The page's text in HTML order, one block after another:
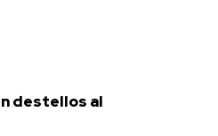
destellos al